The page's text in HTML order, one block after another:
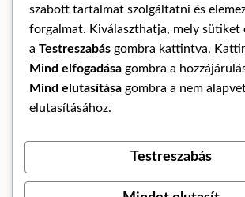
© Mandora mandala
ÁLTALÁNOS SZERZŐDÉSI
Az oldalt készítette:
szabott tartalmat szolgáltatni és
forgalmat. Kiválaszthatja, mely sütiket
a Testreszabás gombra kattintva.
Mind elfogadása gombra a
Mind elutasítása gombra a nem
elutasításához.
Testreszabás